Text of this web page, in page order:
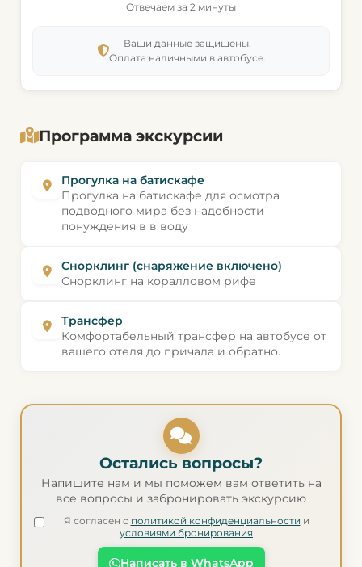
Отвечаем за 2 минуты
Ваши данные защищены.
Оплата наличными в автобусе.
Программа экскурсии
Прогулка на батискафе
Прогулка на батискафе для осмотра
подводного мира без надобности
понуждения в в воду
Снорклинг (снаряжение включено)
Снорклинг на коралловом рифе
Трансфер
Комфортабельный трансфер на автобусе от
вашего отеля до причала и обратно.
Остались вопросы?
Напишите нам и мы поможем вам ответить на
все вопросы и забронировать экскурсию
Я согласен с политикой конфиденциальности и
условиями бронирования
Написать в WhatsApp